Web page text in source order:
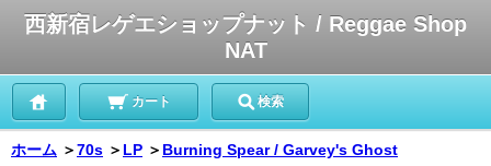
西新宿レゲエショップナット / Reggae Shop
NAT
カート 検索
ホーム ＞70s ＞ LP ＞ Burning Spear / Garvey's Ghost